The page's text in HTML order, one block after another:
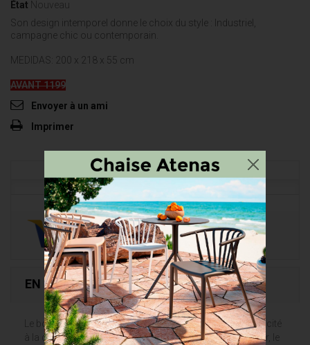
État
Nouveau
Son design intemporel donne le choix du style : Industriel,
campagne chic ou contemporain.
MEDIDAS: 200 x 218 x 55 cm
AVANT 1199
Envoyer à un ami
Imprimer
EN SAVOIR PLUS
Le bois est un matériau noble qui apporte solidité et rusticité
à la déco. La laque blanche ultra brillante vient, à son tour, le